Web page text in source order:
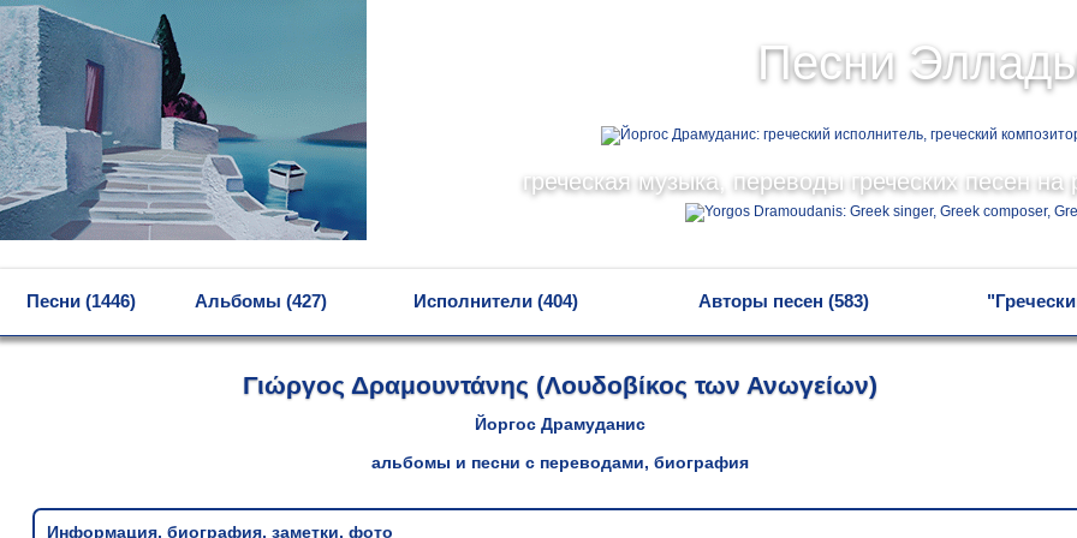
Песни
греческая музыка, переводы греческих песен на
Песни (1446) Альбомы (427) Исполнители (404) Авторы песен (583)
Γιώργος Δραμουντάνης (Λουδοβίκος των Ανωγείων)
Йоргос Драмуданис
альбомы и песни с переводами, биография
Информация, биография, заметки, фото